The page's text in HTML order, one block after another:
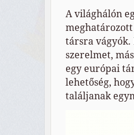
A világhálón
társra vágyók.
szerelmet,
egy európai
lehetőség,
találjanak